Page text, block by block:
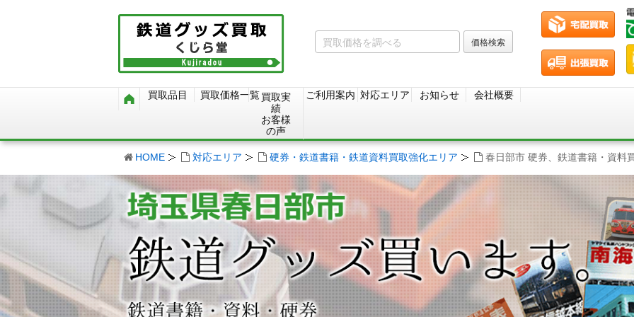
買取品目 買取価格一覧買取実
績
お客様
の声
ご利用案内 対応エリア お知らせ 会社概要
HOME 対応エリア 硬券・鉄道書籍・鉄道資料買取強化エリア 春日部市 硬券、鉄道書籍・資料